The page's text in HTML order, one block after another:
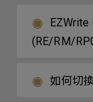
(RE/RM/
如何切